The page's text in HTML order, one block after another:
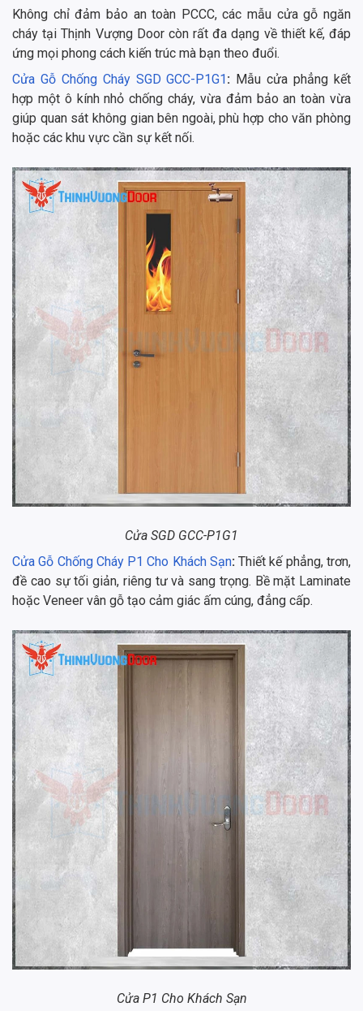
Không chỉ đảm bảo an toàn PCCC, các mẫu cửa gỗ ngăn
cháy tại Thịnh Vượng Door còn rất đa dạng về thiết kế, đáp
ứng mọi phong cách kiến trúc mà bạn theo đuổi.
Cửa Gỗ Chống Cháy SGD GCC-P1G1: Mẫu cửa phẳng kết
hợp một ô kính nhỏ chống cháy, vừa đảm bảo an toàn vừa
giúp quan sát không gian bên ngoài, phù hợp cho văn phòng
hoặc các khu vực cần sự kết nối.
Cửa SGD GCC-P1G1
Cửa Gỗ Chống Cháy P1 Cho Khách Sạn:Thiết kế phẳng, trơn,
đề cao sự tối giản, riêng tư và sang trọng. Bề mặt Laminate
hoặc Veneer vân gỗ tạo cảm giác ấm cúng, đẳng cấp.
Cửa P1 Cho Khách Sạn